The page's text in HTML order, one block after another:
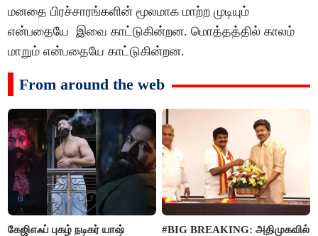
மனதை பிரச்சாரங்களின் மூலமாக மாற்ற முடியும்
என்பதையே இவை காட்டுகின்றன. மொத்தத்தில் காலம்
மாறும் என்பதையே காட்டுகின்றன.
From around the web
கேஜிஎஃப் புகழ் நடிகர் யாஷ்
#BIG BREAKING: அதிமுகவில்